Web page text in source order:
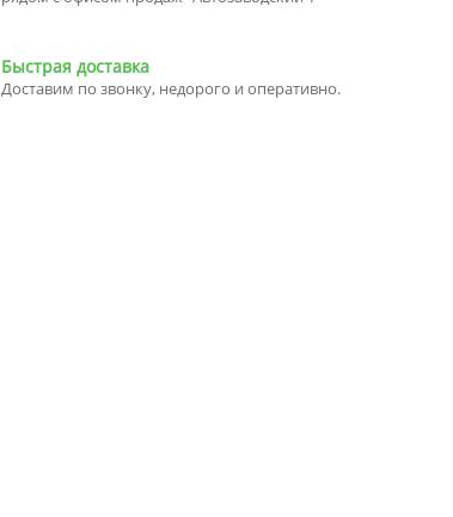
Быстрая доставка
Доставим по звонку, недорого и оперативно.